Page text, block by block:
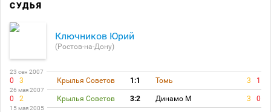
СУДЬЯ
Ключников Юрий
(Ростов-на-Дону)
23 сен 2007
0 3 Крылья Советов 1:1 Томь 3 1
26 мая 2007
0 2 Крылья Советов 3:2 Динамо М 3 0
15 мая 2005